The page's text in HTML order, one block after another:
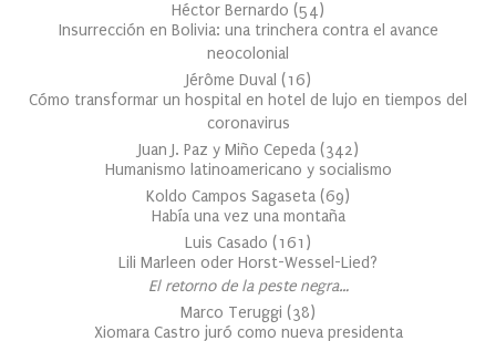
Héctor Bernardo (54)
Insurrección en Bolivia: una trinchera contra el avance
neocolonial
Jérôme Duval (16)
Cómo transformar un hospital en hotel de lujo en tiempos del
coronavirus
Juan J. Paz y Miño Cepeda (342)
Humanismo latinoamericano y socialismo
Koldo Campos Sagaseta (69)
Había una vez una montaña
Luis Casado (161 )
Lili Marleen oder Horst-Wessel-Lied?
El retorno de la peste negra…
Marco Teruggi (38)
Xiomara Castro juró como nueva presidenta